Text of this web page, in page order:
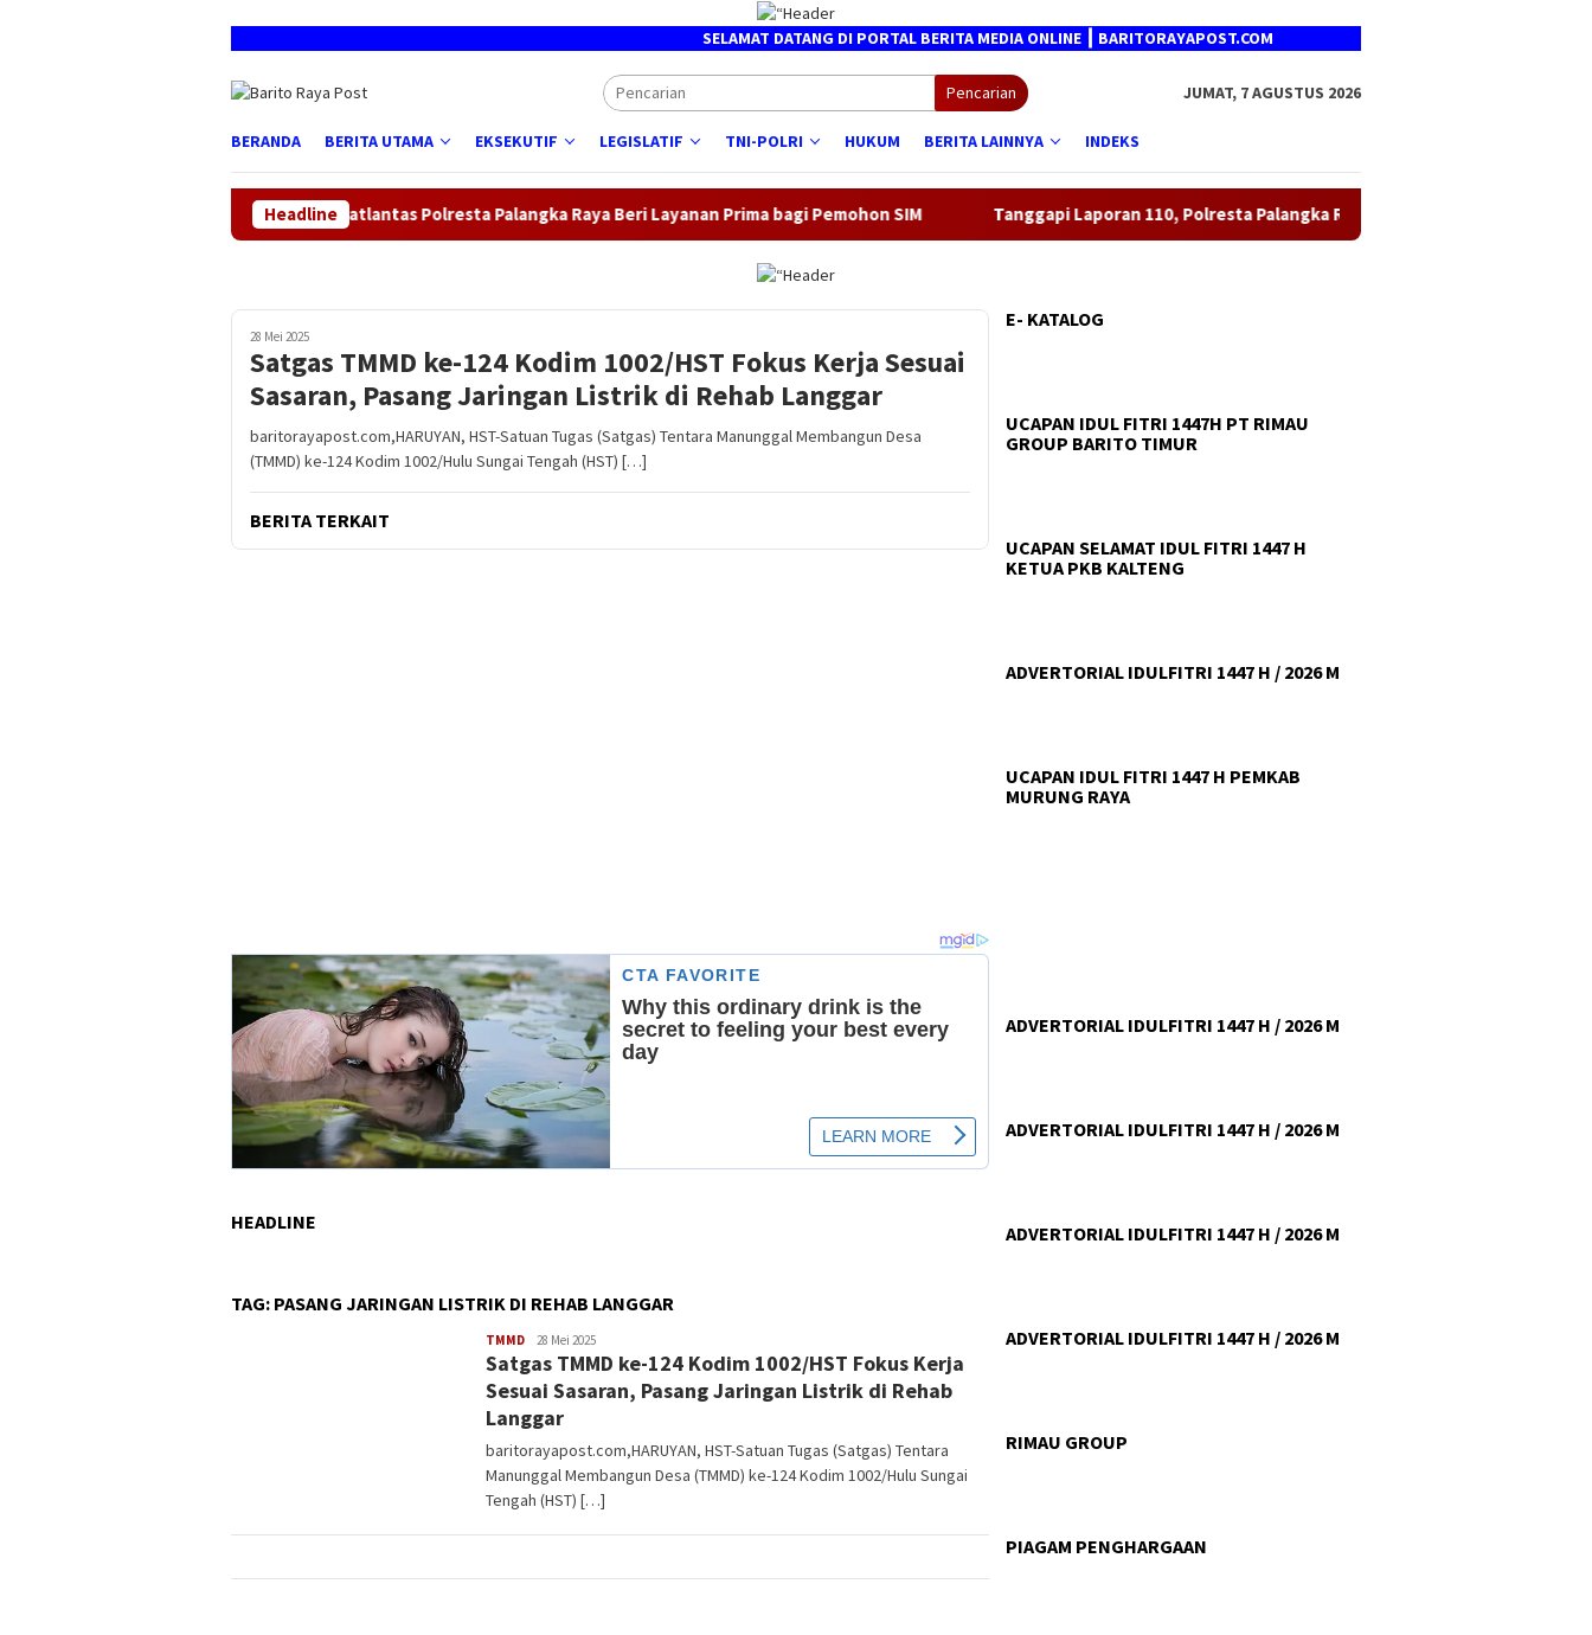
SELAMAT DATANG DI PORTAL BERITA MEDIA ONLINE ┃ BARITORAYAPOST.COM
Pencarian JUMAT, 7 AGUSTUS 2026
BERANDA BERITA UTAMA EKSEKUTIF LEGISLATIF TNI-POLRI HUKUM BERITA LAINNYA INDEKS
Headline
SATPAS Satlantas Polresta Palangka Raya Beri Layanan Prima bagi Pemohon SIM Tanggapi Laporan 110, Polresta Palangka Raya Tangani Keributan Rumah Tangga di
28 Mei 2025
Satgas TMMD ke-124 Kodim 1002/HST Fokus Kerja Sesuai
Sasaran, Pasang Jaringan Listrik di Rehab Langgar
baritorayapost.com,HARUYAN, HST-Satuan Tugas (Satgas) Tentara Manunggal Membangun Desa
(TMMD) ke-124 Kodim 1002/Hulu Sungai Tengah (HST) […]
BERITA TERKAIT
HEADLINE
TAG: PASANG JARINGAN LISTRIK DI REHAB LANGGAR
TMMDadminbrp
28 Mei 2025
Satgas TMMD ke-124 Kodim 1002/HST Fokus Kerja
Sesuai Sasaran, Pasang Jaringan Listrik di Rehab
Langgar
baritorayapost.com,HARUYAN, HST-Satuan Tugas (Satgas) Tentara
Manunggal Membangun Desa (TMMD) ke-124 Kodim 1002/Hulu Sungai
Tengah (HST) […]
E- KATALOG
UCAPAN IDUL FITRI 1447H PT RIMAU
GROUP BARITO TIMUR
UCAPAN SELAMAT IDUL FITRI 1447 H
KETUA PKB KALTENG
ADVERTORIAL IDULFITRI 1447 H / 2026 M
UCAPAN IDUL FITRI 1447 H PEMKAB
MURUNG RAYA
ADVERTORIAL IDULFITRI 1447 H / 2026 M
ADVERTORIAL IDULFITRI 1447 H / 2026 M
ADVERTORIAL IDULFITRI 1447 H / 2026 M
ADVERTORIAL IDULFITRI 1447 H / 2026 M
RIMAU GROUP
PIAGAM PENGHARGAAN